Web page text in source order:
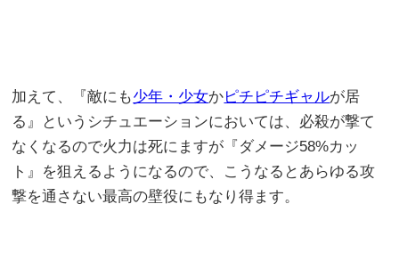
加えて、『敵にも少年・少女かピチピチギャルが居
る』というシチュエーションにおいては、必殺が撃て
なくなるので火力は死にますが『ダメージ58%カッ
ト』を狙えるようになるので、こうなるとあらゆる攻
撃を通さない最高の壁役にもなり得ます。